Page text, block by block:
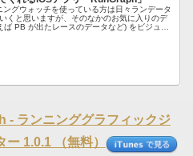
ングウォッチを使っている方は日々ランデータ
くと思いますが、そのなかのお気に入りのデ
ば PB が出たレースのデータなど) をビジュア
- ランニンググラフィックジ
ー 1.0.1 （無料）